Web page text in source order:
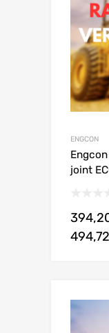
ENGCON
joint
494,72